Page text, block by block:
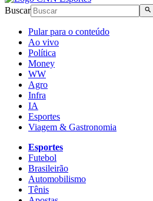
Buscar
Pular para o conteúdo
Ao vivo
Política
Money
WW
Agro
Infra
IA
Esportes
Viagem & Gastronomia
Esportes
Futebol
Brasileirão
Automobilismo
Tênis